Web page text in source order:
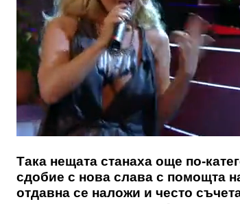
Така нещата станаха още по-
сдобие с нова слава с помощта
отдавна се наложи и често